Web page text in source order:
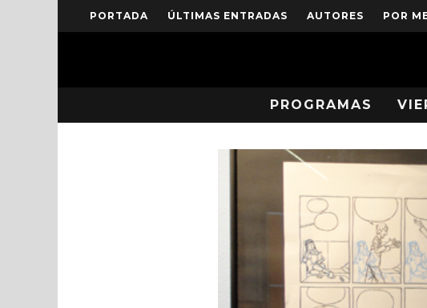
PORTADA ÚLTIMAS ENTRADAS AUTORES POR
PROGRAMAS